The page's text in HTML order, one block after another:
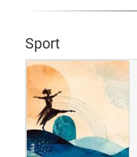
Sport